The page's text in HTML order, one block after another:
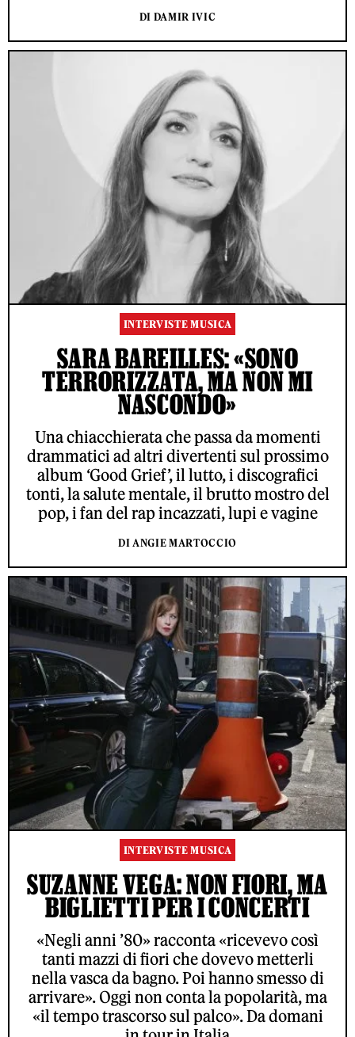
DI DAMIR IVIC
INTERVISTE MUSICA
SARA BAREILLES: «SONO
TERRORIZZATA, MA NON MI
NASCONDO»
Una chiacchierata che passa da momenti
drammatici ad altri divertenti sul prossimo
album ‘Good Grief’, il lutto, i discografici
tonti, la salute mentale, il brutto mostro del
pop, i fan del rap incazzati, lupi e vagine
DI ANGIE MARTOCCIO
INTERVISTE MUSICA
SUZANNE VEGA: NON FIORI, MA
BIGLIETTI PER I CONCERTI
«Negli anni ’80» racconta «ricevevo così
tanti mazzi di fiori che dovevo metterli
nella vasca da bagno. Poi hanno smesso di
arrivare». Oggi non conta la popolarità, ma
«il tempo trascorso sul palco». Da domani